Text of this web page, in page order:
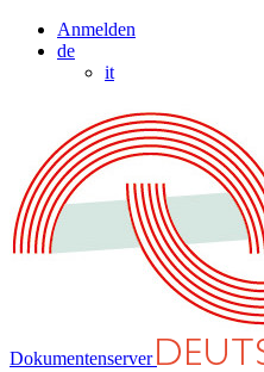
Anmelden
de
it
Dokumentenserver